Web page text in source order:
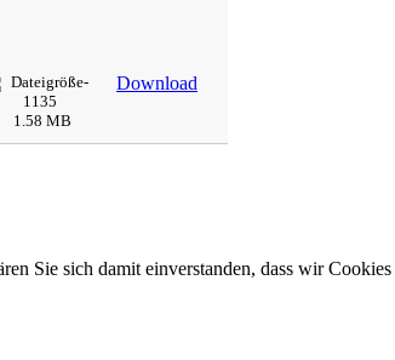
1.58 MB
Download
Sie sich damit einverstanden, dass wir